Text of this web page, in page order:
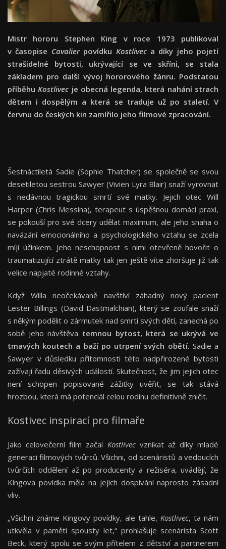
Mistr hororu Stephen King v roce 1973 publikoval
v časopise Cavalierpovídku Kostliveca díky jeho pojetí
strašidelné bytosti, ukrývající se ve skříni, se stala
základem pro další vývoj hororového žánru. Podstatou
příběhuKostlivec je obecná legenda, která nahání strach
dětem i dospělým a která se traduje už po staletí. V
červnu do českých kin zamířilo jeho filmové zpracování.
Šestnáctiletá Sadie (Sophie Thatcher) se společně se svou
desetiletou sestrou Sawyer (Vivien Lyra Blair) snaží vyrovnat
s nedávnou tragickou smrtí své matky. Jejich otec Will
Harper (Chris Messina), terapeut s úspěšnou domácí praxí,
se pokouší pro své dcery udělat maximum, ale jeho snaha o
navázání emocionálního a psychologického vztahu se zcela
míjí účinkem. Jeho neschopnost s nimi otevřeně hovořit o
traumatizující ztrátě matky tak jen ještě více zhoršuje již tak
velice napjaté rodinné vztahy.
Když Willa neočekávaně navštíví záhadný nový pacient
Lester Billings (David Dastmalchian), který se zoufale snaží
s někým podělit o zármutek nad smrtí svých dětí, zanechá po
sobě jeho návštěva temnou bytost, která se ukrývá ve
tmavých koutech a baží po utrpení svých obětí. Sadie a
Sawyer v důsledku přítomnosti této nadpřirozené bytosti
zažívají řadu děsivých událostí. Skutečnost, že jim jejich otec
není schopen popisované zážitky uvěřit, se tak stává
hrozbou, která má potenciál celou rodinu definitivně zničit.
Kostivec inspirací pro filmaře
Jako celovečerní film začal Kostlivec vznikat až díky mladé
generaci filmových tvůrců. Všichni, od scenáristů a vedoucích
tvůrčích oddělení až po producenty a režiséra, uvádějí, že
Kingova povídka měla na jejich dospívání naprosto zásadní
vliv.
„Všichni známe Kingovy povídky, ale tahle, Kostlivec, ta nám
utkvěla v paměti spousty let,“ prohlašuje scenárista Scott
Beck, který spolu se svým přítelem z dětství a partnerem